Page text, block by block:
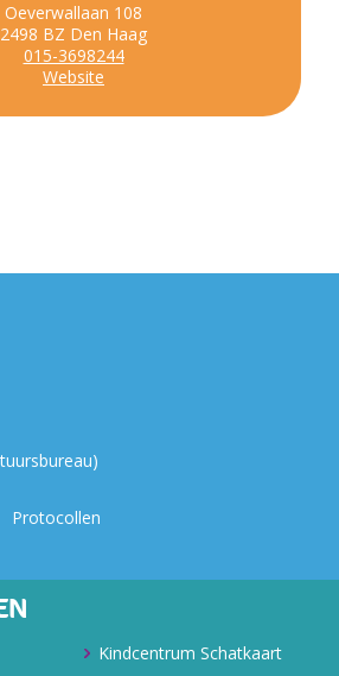
Oeverwallaan 108
2498 BZ Den Haag
015-3698244
Website
Protocollen
Kindcentrum Schatkaart